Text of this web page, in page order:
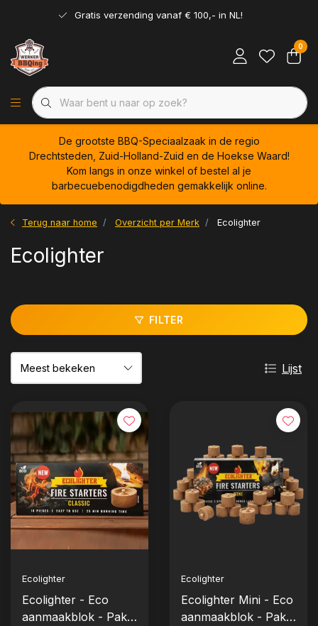
Gratis verzending vanaf € 100,- in NL!
0
De grootste BBQ-Speciaalzaak in de regio
Drechtsteden, Zuid-Holland-Zuid en de Hoekse Waard!
Kom langs in onze winkel of bestel al je
barbecuebenodigdheden gemakkelijk online.
Terug naar home Overzicht per Merk Ecolighter
Ecolighter
FILTER
Lijst
Ecolighter
Ecolighter - Eco
aanmaakblok - Pak
Ecolighter
Ecolighter Mini - Eco
aanmaakblok - Pak